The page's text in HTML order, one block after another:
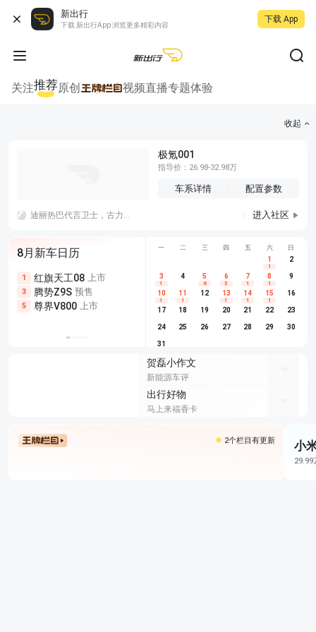
新出行
下载 新出行App 浏览更多精彩内容
下载 App
关注推荐原创 视频直播专题体验
收起
极氪001
指导价：26.98-32.98万
车系详情 配置参数
迪丽热巴代言卫士，古力娜扎代言猛士，你关注到了哪一个？ 进入社区
8月新车日历
1 红旗天工08 上市
3 腾势Z9S 预售
5 尊界V800 上市
尊界V680 上市
享界G9 预售
别克至境L7 预售
埃安
长城H10
深蓝S05
一 二 三 四 五 六 日
1
1
2
3
1
4 5
6
6
3
7
1
8
1
9
10
1
11
1
12 13
1
14
1
15
1
16
17 18 19 20 21 22 23
24 25 26 27 28 29 30
31
贺磊小作文
新能源车评
出行好物
马上来福香卡
2个栏目有更新 小
29.99